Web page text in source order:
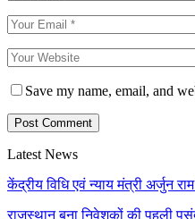
Save my name, email, and
Latest News
केंद्रीय विधि एवं न्याय मंत्री अर्जुन
राजस्थान बना निवेशकों की पहली